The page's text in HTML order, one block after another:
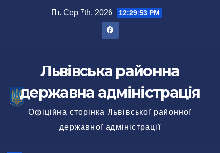
Пт. Сер 7th, 2026 12:29:54 PM
Львівська районна
державна адміністрація
Офіційна сторінка Львівської районної
державної адміністрації